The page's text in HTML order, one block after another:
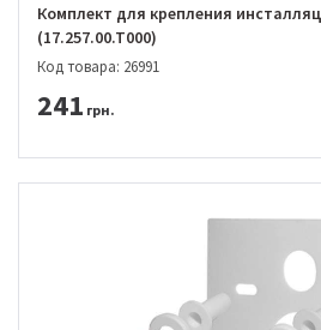
Комплект для крепления
(17.257.00.T000)
Код товара: 26991
241 грн.